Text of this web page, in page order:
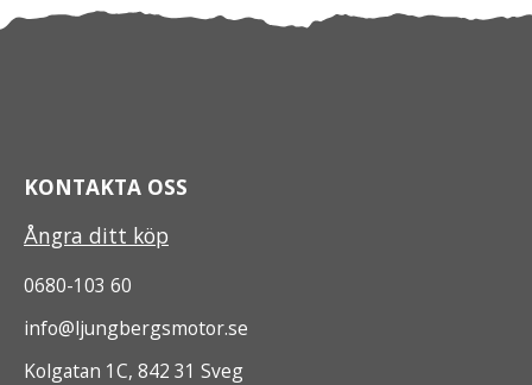
KONTAKTA OSS
Ångra ditt köp
0680-103 60
info@ljungbergsmotor.se
Kolgatan 1C, 842 31 Sveg